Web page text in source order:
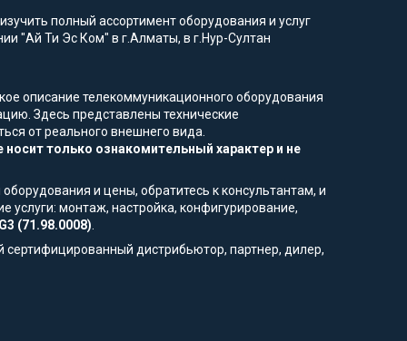
полный ассортимент оборудования и услуг
"Ай Ти Эс Ком" в г.Алматы, в г.Нур-Султан
описание телекоммуникационного оборудования
Здесь представлены технические
от реального внешнего вида.
носит только ознакомительный характер и не
и цены, обратитесь к консультантам, и
монтаж, настройка, конфигурирование,
(71.98.0008).
дистрибьютор, партнер, дилер,